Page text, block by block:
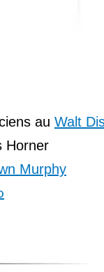
au Walt
Horner
Murphy